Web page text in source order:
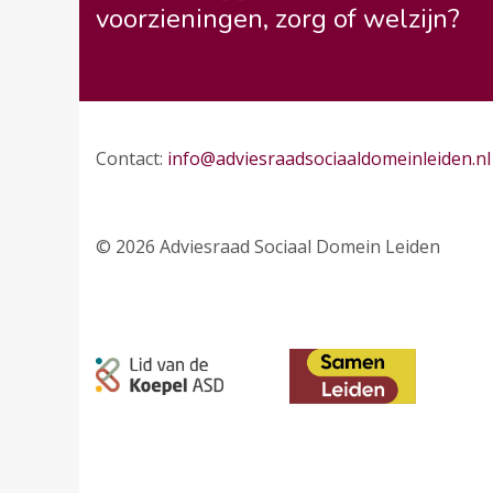
voorzieningen, zorg of welzijn?
Contact: info@adviesraadsociaaldomeinleiden.nl
© 2026 Adviesraad Sociaal Domein Leiden